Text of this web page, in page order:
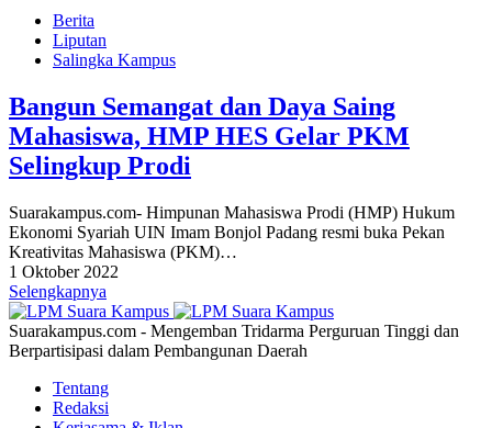
Berita
Liputan
Salingka Kampus
Bangun Semangat dan Daya Saing
Mahasiswa, HMP HES Gelar PKM
Selingkup Prodi
Suarakampus.com- Himpunan Mahasiswa Prodi (HMP) Hukum
Ekonomi Syariah UIN Imam Bonjol Padang resmi buka Pekan
Kreativitas Mahasiswa (PKM)…
1 Oktober 2022
Selengkapnya
Suarakampus.com - Mengemban Tridarma Perguruan Tinggi dan
Berpartisipasi dalam Pembangunan Daerah
Tentang
Redaksi